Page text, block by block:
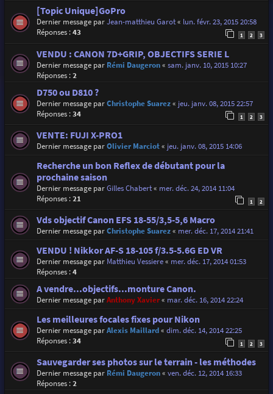
[Topic Unique]GoPro
Dernier message parJean-matthieu Garot« lun. févr. 23, 2015 20:58
Réponses :43 1 2 3
VENDU : CANON 7D+GRIP, OBJECTIFS SERIE L
Dernier message par Rémi Daugeron« sam. janv. 10, 2015 10:27
Réponses :2
D750 ou D810 ?
Dernier message parChristophe Suarez« jeu. janv. 08, 2015 22:57
Réponses :34 1 2 3
VENTE: FUJI X-PRO1
Dernier message parOlivier Marciot« jeu. janv. 08, 2015 14:06
Recherche un bon Reflex de débutant pour la
prochaine saison
Dernier message parGilles Chabert« mer. déc. 24, 2014 11:04
Réponses :21 1 2
Vds objectif Canon EFS 18-55/3,5-5,6 Macro
Dernier message parChristophe Suarez« mer. déc. 17, 2014 21:41
VENDU ! Nikkor AF-S 18-105 f/3.5-5.6G ED VR
Dernier message par Matthieu Vessiere« mer. déc. 17, 2014 01:53
Réponses :4
A vendre...objectifs...monture Canon.
Dernier message parAnthony Xavier« mar. déc. 16, 2014 22:24
Les meilleures focales fixes pour Nikon
Dernier message parAlexis Maillard« dim. déc. 14, 2014 22:25
Réponses :34 1 2 3
Sauvegarder ses photos sur le terrain - les méthodes
Dernier message par Rémi Daugeron« ven. déc. 12, 2014 16:33
Réponses :2